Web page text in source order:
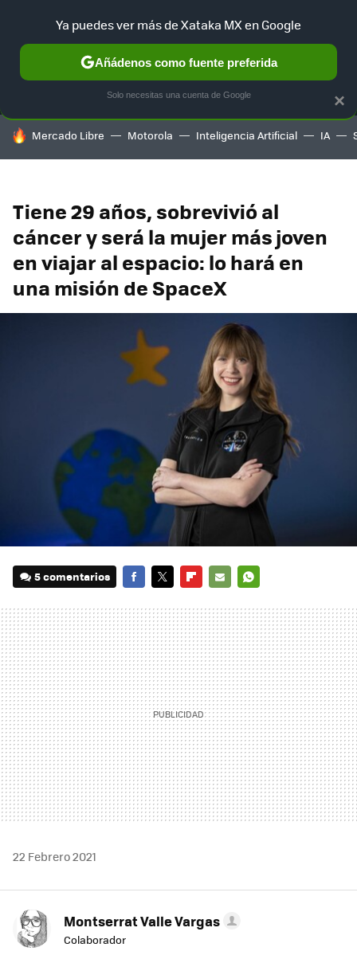
MENÚ NUEVO
GAMING HOME AUTO
HOY SE HABLA DE
Mercado Libre Motorola Inteligencia Artificial IA
Tiene 29 años, sobrevivió al
cáncer y será la mujer más joven
en viajar al espacio: lo hará en
una misión de SpaceX
5 comentarios
MAIL
22 Febrero 2021
Montserrat Valle Vargas
Colaborador
×
Ya puedes ver más de Xataka MX en Google
Añádenos como fuente preferida
Solo necesitas una cuenta de Google